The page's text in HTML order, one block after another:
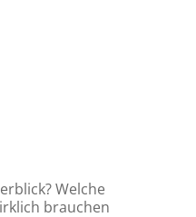
Welche
brauchen